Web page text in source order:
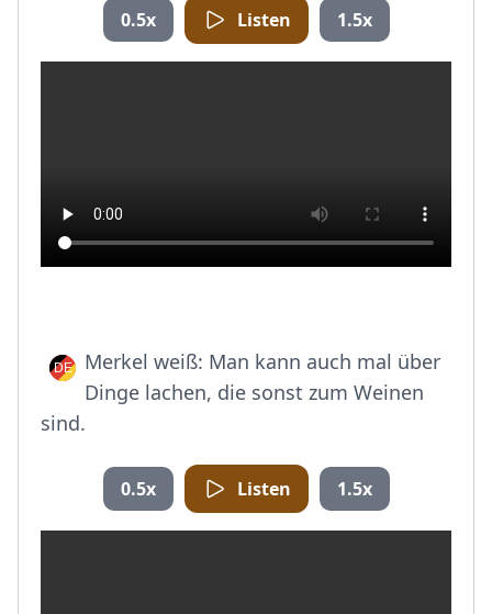
0.5x Listen 1.5x
Merkel weiß: Man kann auch mal über
Dinge lachen, die sonst zum Weinen
sind.
0.5x Listen 1.5x